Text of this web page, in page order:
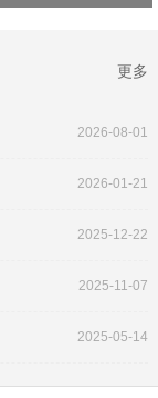
更多
2026-08-01
2026-01-21
2025-12-22
2025-11-07
2025-05-14